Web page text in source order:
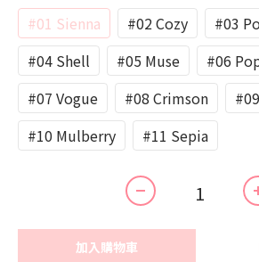
#01 Sienna #02 Cozy
#03
#04 Shell
#05 Muse
#06
#07 Vogue
#08 Crimson
#10 Mulberry
#11 Sepia
加入購物車